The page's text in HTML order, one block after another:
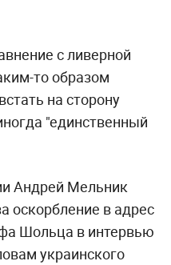
с ливерной
то образом
на сторону
"единственный
Андрей Мельник
оскорбление в адрес
Шольца в интервью
украинского